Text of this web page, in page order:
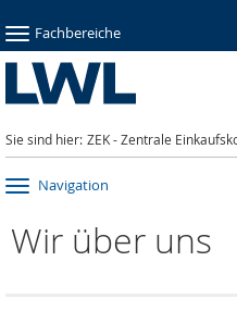
Fachbereiche
Sie sind hier: ZEK - Zentrale
Navigation
Wir über uns